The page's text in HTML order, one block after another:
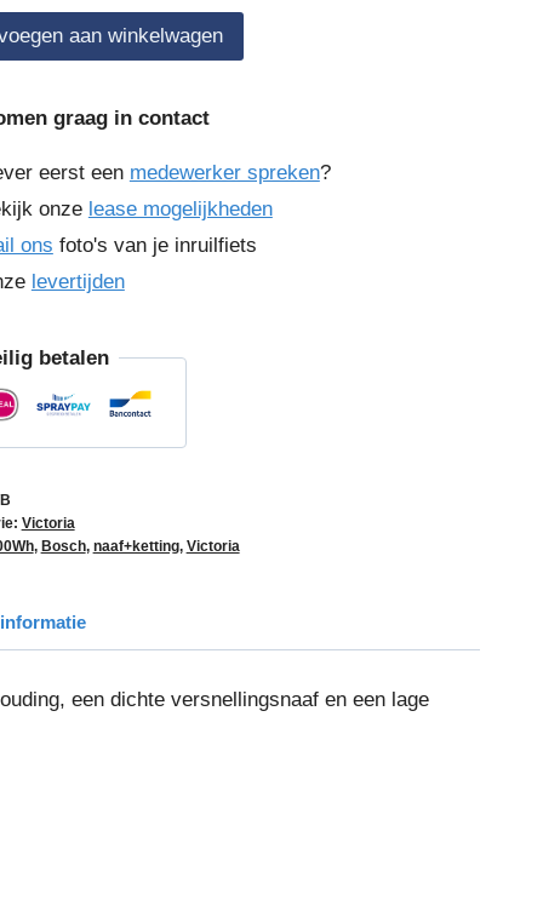
aan winkelwagen
graag in contact
eerst een medewerker spreken?
onze lease mogelijkheden
ons foto's van je inruilfiets
levertijden
betalen
Victoria
, Bosch, naaf+ketting, Victoria
een dichte versnellingsnaaf en een lage